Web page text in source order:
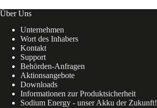
Über Uns
Unternehmen
Wort des Inhabers
Kontakt
Support
Behörden-Anfragen
Aktionsangebote
Downloads
Informationen zur Produktsicherheit
Sodium Energy - unser Akku der Zukunft!